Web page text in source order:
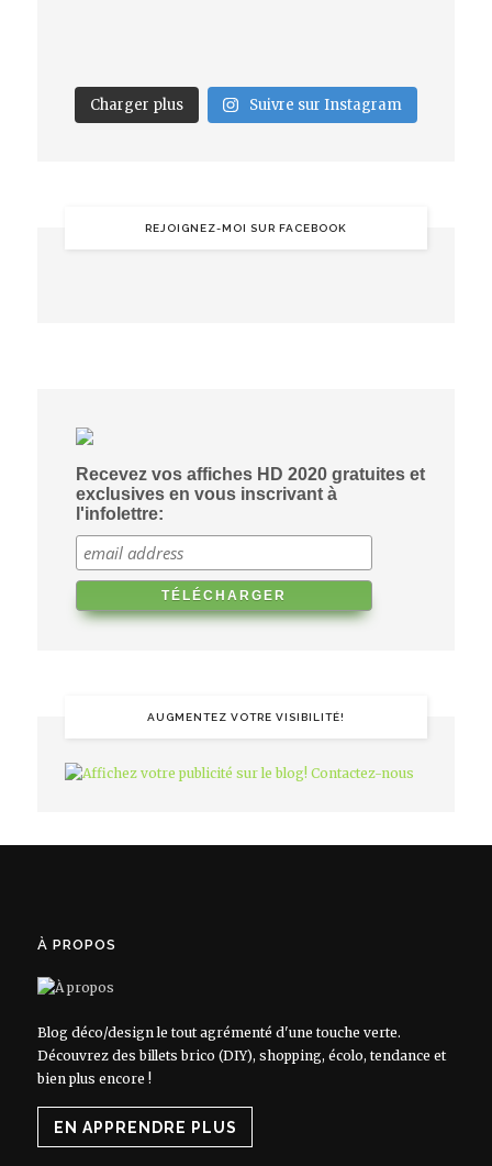
Charger plus Suivre sur Instagram
REJOIGNEZ-MOI SUR FACEBOOK
Recevez vos affiches HD 2020 gratuites et
exclusives en vous inscrivant à
l'infolettre:
AUGMENTEZ VOTRE VISIBILITÉ!
À PROPOS
Blog déco/design le tout agrémenté d'une touche verte.
Découvrez des billets brico (DIY), shopping, écolo, tendance et
bien plus encore !
EN APPRENDRE PLUS